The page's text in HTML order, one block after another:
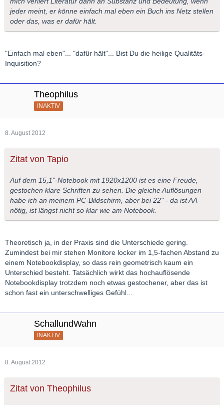
jeder meint, er könne einfach mal eben ein Buch ins Netz stellen
oder das, was er dafür hält.
"Einfach mal eben"... "dafür hält"... Bist Du die heilige Qualitäts-
Inquisition?
Theophilus
INAKTIV
8. August 2012
Zitat von Tapio
Auf dem 15,1"-Notebook mit 1920x1200 ist es eine Freude,
gestochen klare Schriften zu sehen. Die gleiche Auflösungen
habe ich an meinem PC-Bildschirm, aber bei 22" - da ist AA
nötig, ist längst nicht so klar wie am Notebook.
Theoretisch ja, in der Praxis sind die Unterschiede gering.
Zumindest bei mir stehen Monitore locker im 1,5-fachen Abstand zu
einem Notebookdisplay, so dass rein geometrisch kaum ein
Unterschied besteht. Tatsächlich wirkt das hochauflösende
Notebookdisplay trotzdem noch etwas gestochener, aber das ist
schon fast ein unterschwelliges Gefühl...
SchallundWahn
INAKTIV
8. August 2012
Zitat von Theophilus